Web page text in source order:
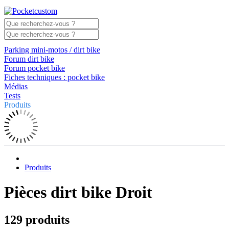
Parking mini-motos / dirt bike
Forum dirt bike
Forum pocket bike
Fiches techniques : pocket bike
Médias
Tests
Produits
Produits
Pièces dirt bike Droit
129 produits